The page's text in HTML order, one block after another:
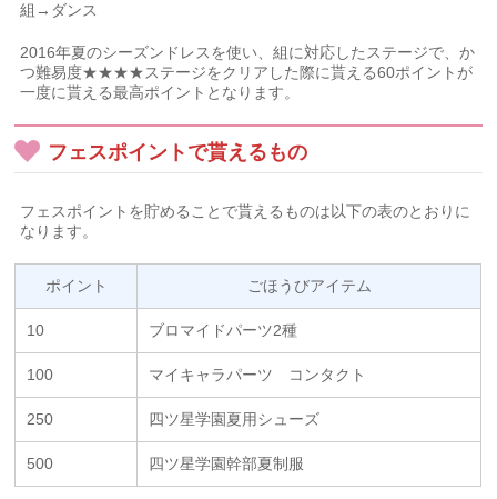
組→ダンス
2016年夏のシーズンドレスを使い、組に対応したステージで、か
つ難易度★★★★ステージをクリアした際に貰える60ポイントが
一度に貰える最高ポイントとなります。
フェスポイントで貰えるもの
フェスポイントを貯めることで貰えるものは以下の表のとおりに
なります。
ポイント ごほうびアイテム
10 ブロマイドパーツ2種
100 マイキャラパーツ コンタクト
250 四ツ星学園夏用シューズ
500 四ツ星学園幹部夏制服